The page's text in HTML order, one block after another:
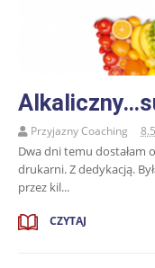
Przyjazny Coaching
Dwa dni temu dostałam
drukarni. Z dedykacją.
przez kil...
CZYTAJ